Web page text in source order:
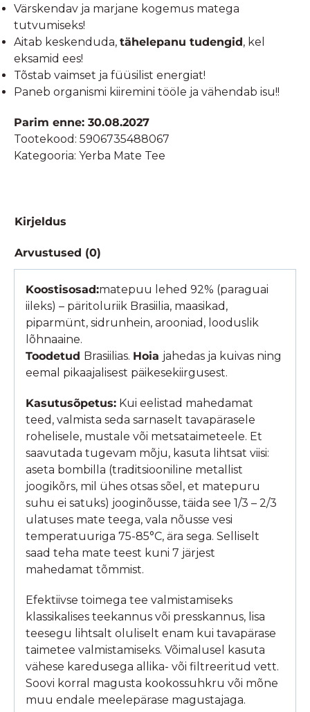
Värskendav ja marjane kogemus matega
tutvumiseks!
Aitab keskenduda, tähelepanu tudengid, kel
eksamid ees!
Tõstab vaimset ja füüsilist energiat!
Paneb organismi kiiremini tööle ja vähendab isu!!
Parim enne: 30.08.2027
Tootekood: 5906735488067
Kategooria: Yerba Mate Tee
Kirjeldus
Arvustused (0)
Koostisosad:matepuu lehed 92% (paraguai
iileks) – päritoluriik Brasiilia, maasikad,
piparmünt, sidrunhein, arooniad, looduslik
lõhnaaine.
Toodetud Brasiilias. Hoia jahedas ja kuivas ning
eemal pikaajalisest päikesekiirgusest.
Kasutusõpetus: Kui eelistad mahedamat
teed, valmista seda sarnaselt tavapärasele
rohelisele, mustale või metsataimeteele. Et
saavutada tugevam mõju, kasuta lihtsat viisi:
aseta bombilla (traditsiooniline metallist
joogikõrs, mil ühes otsas sõel, et matepuru
suhu ei satuks) jooginõusse, täida see 1/3 – 2/3
ulatuses mate teega, vala nõusse vesi
temperatuuriga 75-85°C, ära sega. Selliselt
saad teha mate teest kuni 7 järjest
mahedamat tõmmist.
Efektiivse toimega tee valmistamiseks
klassikalises teekannus või presskannus, lisa
teesegu lihtsalt oluliselt enam kui tavapärase
taimetee valmistamiseks. Võimalusel kasuta
vähese karedusega allika- või filtreeritud vett.
Soovi korral magusta kookossuhkru või mõne
muu endale meelepärase magustajaga.